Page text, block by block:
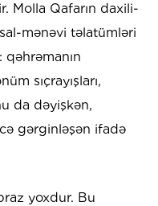
Molla Qafarın daxili-
mənəvi təlatümləri
qəhrəmanın
sıçrayışları,
da dəyişkən,
gərginləşən ifadə
yoxdur. Bu